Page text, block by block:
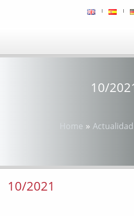
10/
Home » Actualidad
10/2021